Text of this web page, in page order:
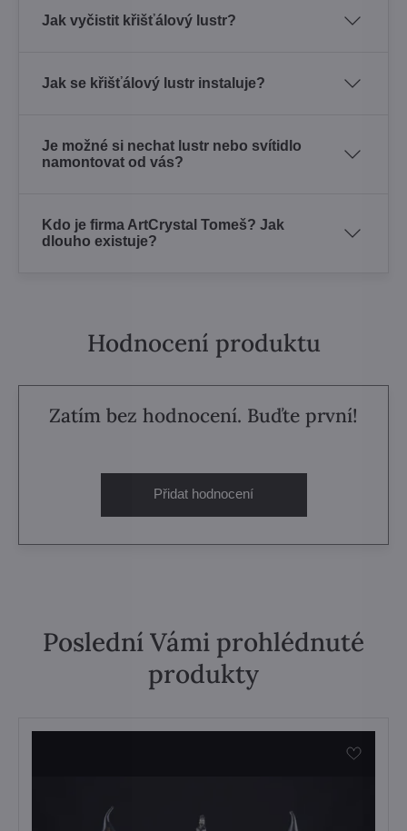
Jak vyčistit křišťálový lustr?
Jak se křišťálový lustr instaluje?
Je možné si nechat lustr nebo svítidlo
namontovat od vás?
Kdo je firma ArtCrystal Tomeš? Jak
dlouho existuje?
Hodnocení produktu
Zatím bez hodnocení. Buďte první!
Přidat hodnocení
Poslední Vámi prohlédnuté
produkty